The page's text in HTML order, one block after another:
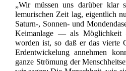
„Wir müssen uns darüber klar
lemurischen Zeit lag, eigentlich
Saturn-, Sonnen- und
Keimanlage — als
worden ist, so daß er das vierte
Erdentwickelung annehmen
ganze Strömung der